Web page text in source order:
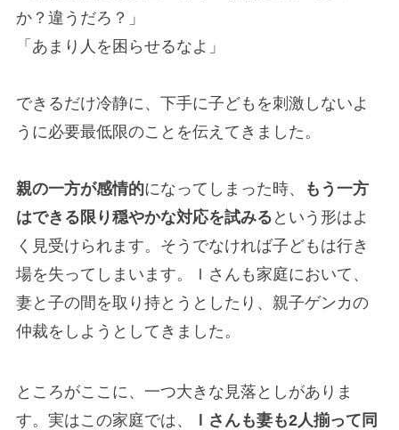
か？違うだろ？」
「あまり人を困らせるなよ」
できるだけ冷静に、下手に子どもを刺激しないよ
うに必要最低限のことを伝えてきました。
親の一方が感情的になってしまった時、
もう一方
はできる限り穏やかな対応を試みる という形はよ
く見受けられます。そうでなければ子どもは行き
場を失ってしまいます。Ｉさんも家庭において、
妻と子の間を取り持とうとしたり、親子ゲンカの
仲裁をしようとしてきました。
ところがここに、一つ大きな見落としがありま
す。実はこの家庭では、
Ｉさんも妻も2人揃って同